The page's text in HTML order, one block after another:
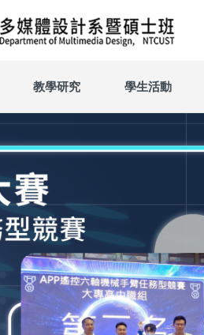
教學研究 學生活動